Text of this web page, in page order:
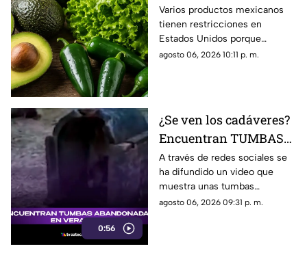
mexicanos con
RESTRICCIONES por
supuesto riesgo a la
salud
Varios productos mexicanos
tienen restricciones en
Estados Unidos porque
algunos podrían representar
agosto 06, 2026 10:11 p. m.
0:56
¿Se ven los cadáveres?
Encuentran TUMBAS
ABANDONADAS en
Veracruz (+VIDEO)
A través de redes sociales se
ha difundido un video que
muestra unas tumbas
abandonadas en Medellín de
agosto 06, 2026 09:31 p. m.